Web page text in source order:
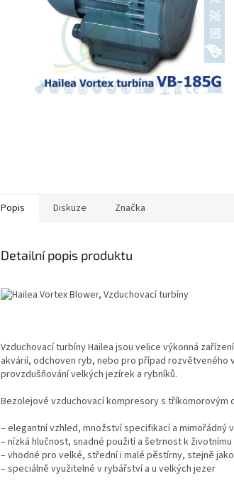
Popis Diskuze Značka
Detailní popis produktu
Vzduchovací turbíny Hailea jsou velice výkonná
akvárií, odchoven ryb, nebo pro případ rozvětveného
provzdušňování velkých jezírek a rybníků.
Bezolejové vzduchovací kompresory s tříkomorovým
– elegantní vzhled, množství specifikací a mimořádný
– nízká hlučnost, snadné použití a šetrnost k
– vhodné pro velké, střední i malé pěstírny, stejně
– speciálně využitelné v rybářství a u velkých jezer